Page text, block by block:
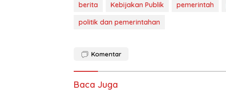
berita Kebijakan Publik pemerintah
politik dan pemerintahan
Komentar
Baca Juga